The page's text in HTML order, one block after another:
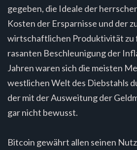
gegeben, die Ideale der
Kosten der Ersparnisse und der
wirtschaftlichen Produktivität zu
rasanten Beschleunigung der
Jahren waren sich die meisten
westlichen Welt des Diebstahls
der mit der Ausweitung der
gar nicht bewusst.
Bitcoin gewährt allen seinen